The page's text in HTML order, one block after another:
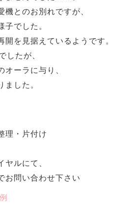
とのお別れですが、
でした。
を見据えているようです。
したが、
ーラに与り、
した。
理・片付け
ルにて、
お問い合わせ下さい